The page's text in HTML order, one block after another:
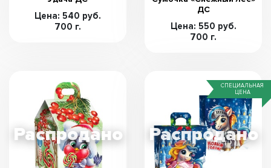
Цена: 540 руб.
700 г.
ДС
Цена: 550 руб.
700 г.
СПЕЦИАЛЬНАЯ
ЦЕНА